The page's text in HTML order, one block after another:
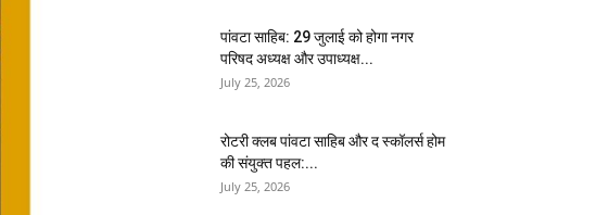
पांवटा साहिब: 29 जुलाई को होगा नगर
परिषद अध्यक्ष और उपाध्यक्ष...
July 25, 2026
​रोटरी क्लब पांवटा साहिब और द स्कॉलर्स होम
की संयुक्त पहल:...
July 25, 2026